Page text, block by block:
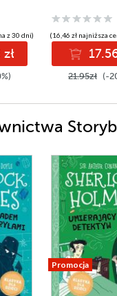
z 30 dni)
zł
(16,46 zł najniższa
21.95zł (-
Promocja